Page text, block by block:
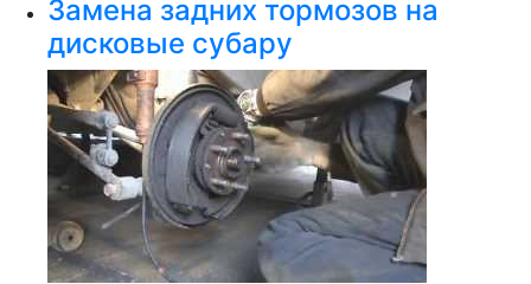
Замена задних тормозов на
дисковые субару